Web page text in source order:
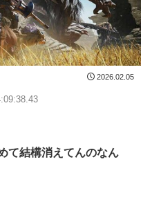
2026.02.05
て結構消えてんのなん